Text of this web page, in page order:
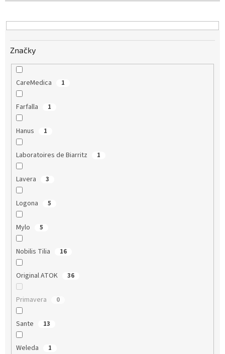
u
k
Značky
CareMedica 1
Farfalla 1
Hanus 1
Laboratoires de Biarritz 1
Lavera 3
Logona 5
Mylo 5
Nobilis Tilia 16
Original ATOK 36
Primavera 0
Sante 13
Weleda 1